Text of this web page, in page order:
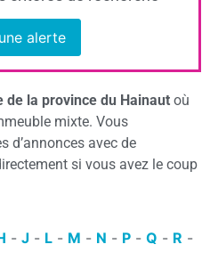
alerte
de la province du Hainaut où
mixte. Vous
d’annonces avec de
si vous avez le coup
- J - L - M - N - P - Q - R -